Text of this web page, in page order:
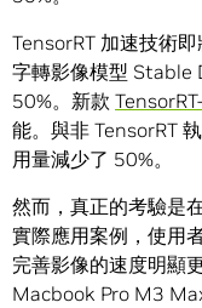
TensorRT 加速技術
字轉影像模型 Stable
50%。新款
能。與非 TensorRT
用量減少了 50%。
然而，真正的考驗是
實際應用案例，使用
完善影像的速度明顯
Macbook Pro M3